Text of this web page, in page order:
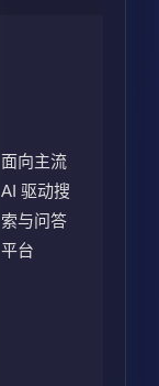
面向主流
AI 驱动搜
索与问答
平台